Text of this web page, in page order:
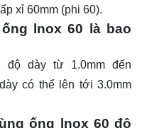
xỉ 60mm (phi 60).
lnox 60 là bao
độ dày từ 1.0mm đến
có thể lên tới 3.0mm
ống lnox 60 độ